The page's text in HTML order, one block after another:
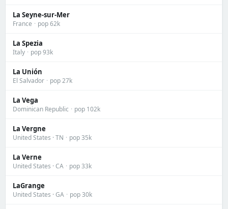
La Seyne-sur-Mer
France · pop 62k
La Spezia
Italy · pop 93k
La Unión
El Salvador · pop 27k
La Vega
Dominican Republic · pop 102k
La Vergne
United States · TN · pop 35k
La Verne
United States · CA · pop 33k
LaGrange
United States · GA · pop 30k